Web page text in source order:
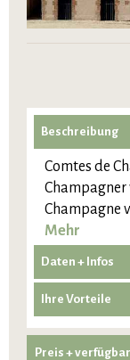
Beschreibung
Comtes de
Champagner
Champagne
Mehr
Daten + Infos
Ihre Vorteile
Preis +